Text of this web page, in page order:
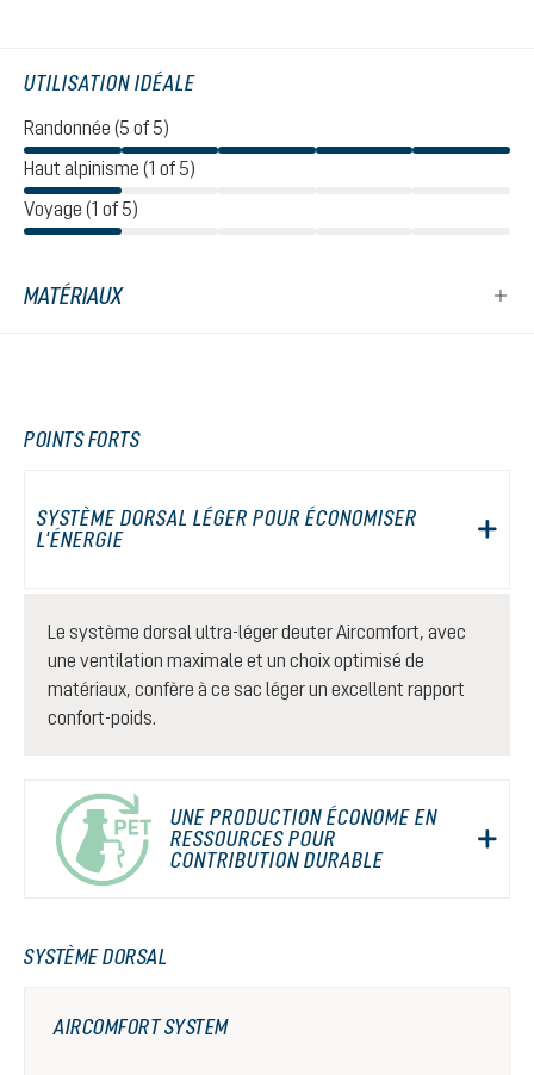
UTILISATION IDÉALE
Randonnée (5 of 5)
Haut alpinisme (1 of 5)
Voyage (1 of 5)
MATÉRIAUX
POINTS FORTS
SYSTÈME DORSAL LÉGER POUR ÉCONOMISER
L'ÉNERGIE
Le système dorsal ultra-léger deuter Aircomfort, avec
une ventilation maximale et un choix optimisé de
matériaux, confère à ce sac léger un excellent rapport
confort-poids.
UNE PRODUCTION ÉCONOME EN
RESSOURCES POUR
CONTRIBUTION DURABLE
SYSTÈME DORSAL
AIRCOMFORT SYSTEM